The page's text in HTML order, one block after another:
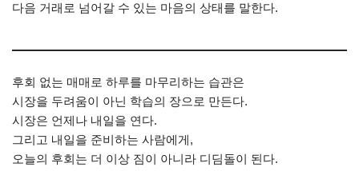
다음 거래로 넘어갈 수 있는 마음의 상태를 말한다.
후회 없는 매매로 하루를 마무리하는 습관은
시장을 두려움이 아닌 학습의 장으로 만든다.
시장은 언제나 내일을 연다.
그리고 내일을 준비하는 사람에게,
오늘의 후회는 더 이상 짐이 아니라 디딤돌이 된다.